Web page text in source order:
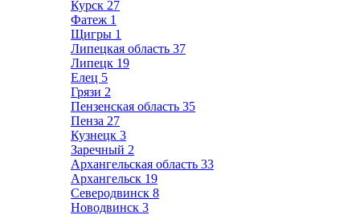
Курск 27
Фатеж 1
Щигры 1
Липецкая область 37
Липецк 19
Елец 5
Грязи 2
Пензенская область 35
Пенза 27
Кузнецк 3
Заречный 2
Архангельская область 33
Архангельск 19
Северодвинск 8
Новодвинск 3